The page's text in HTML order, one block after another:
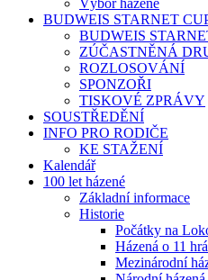
Výbor házené
BUDWEIS STARNET
BUDWEIS
ZÚČASTNĚNÁ
ROZLOSOVÁNÍ
SPONZOŘI
TISKOVÉ ZPRÁVY
SOUSTŘEDĚNÍ
INFO PRO RODIČE
KE STAŽENÍ
Kalendář
100 let házené
Základní informace
Historie
Počátky na
Házená o 11
Mezinárodní